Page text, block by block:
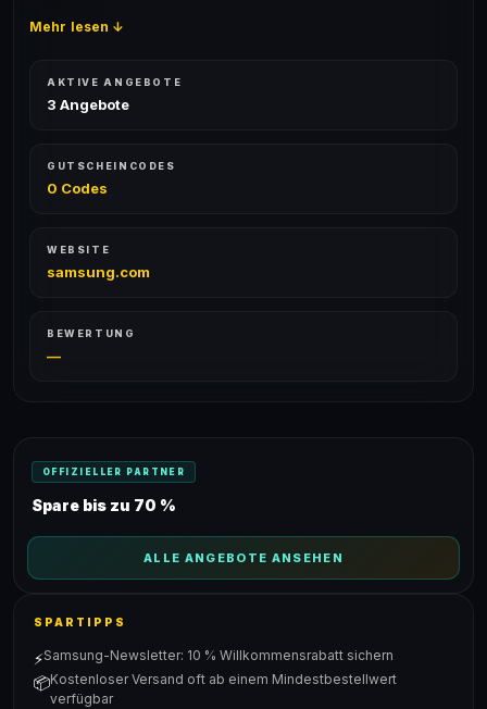
Mehr lesen ↓
AKTIVE ANGEBOTE
3 Angebote
GUTSCHEINCODES
0 Codes
WEBSITE
samsung.com
BEWERTUNG
—
OFFIZIELLER PARTNER
Spare bis zu 70 %
ALLE ANGEBOTE ANSEHEN
SPARTIPPS
⚡Samsung-Newsletter: 10 % Willkommensrabatt sichern
📦Kostenloser Versand oft ab einem Mindestbestellwert
verfügbar